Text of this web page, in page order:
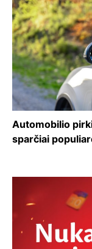
Automobilio
sparčiai